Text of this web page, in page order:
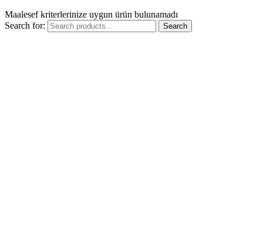
Maalesef kriterlerinize uygun ürün bulunamadı
Search for:
Search